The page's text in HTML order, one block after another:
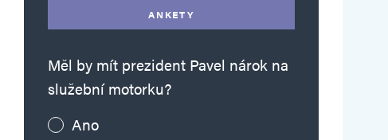
ANKETY
Měl by mít prezident Pavel nárok na
služební motorku?
Ano